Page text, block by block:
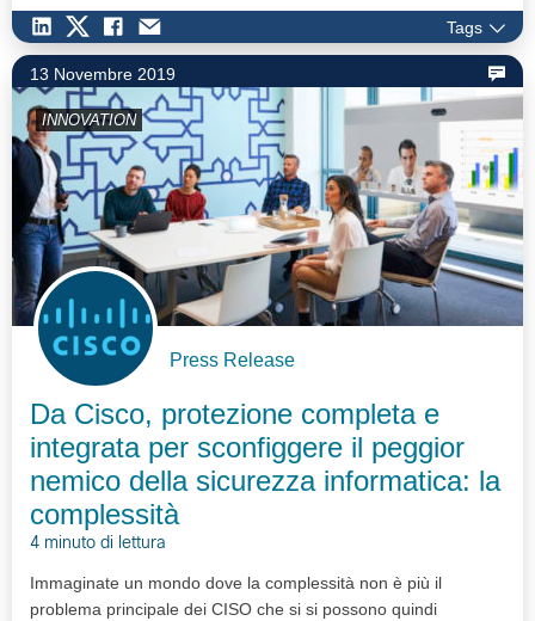
Tags
13 Novembre 2019
INNOVATION
Press Release
Da Cisco, protezione completa e
integrata per sconfiggere il peggior
nemico della sicurezza informatica: la
complessità
4 minuto di lettura
Immaginate un mondo dove la complessità non è più il
problema principale dei CISO che si si possono quindi